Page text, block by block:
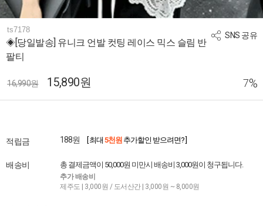
SNS 공유
ts7178
◈[당일발송] 유니크 언발 컷팅 레이스 믹스 슬림 반
팔티
16,990원 15,890원 7%
적립금 188원 [ 최대 5천원 추가할인 받으려면? ]
배송비 총 결제금액이 50,000원 미만시 배송비 3,000원이 청구됩니다.
추가 배송비
제주도 | 3,000원 / 도서산간 | 3,000원 ~ 8,000원